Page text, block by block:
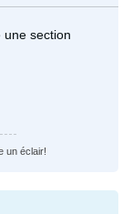
section
un éclair!